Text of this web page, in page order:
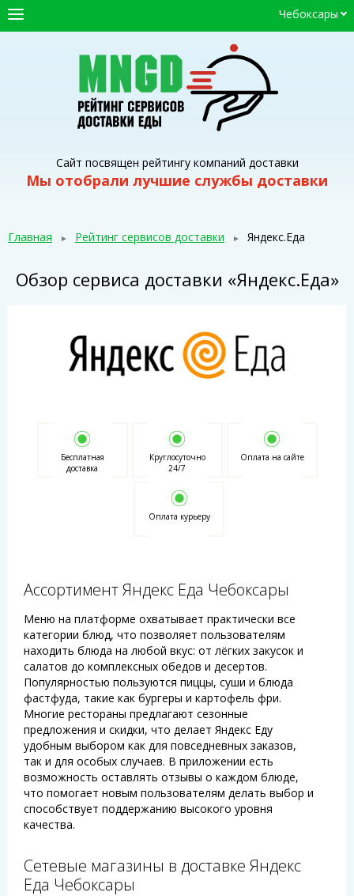
Сайт посвящен рейтингу компаний доставки
Мы отобрали лучшие службы доставки
СЕРВИСЫ ДОСТАВКИ
ПРОМОКОДЫ
СТАТЬИ
Главная Рейтинг сервисов доставки Яндекс.Еда
Обзор сервиса доставки «Яндекс.Еда»
Бесплатная
доставка
Круглосуточно
24/7
Оплата на сайте
Оплата курьеру
Ассортимент Яндекс Еда Чебоксары
Меню на платформе охватывает практически все
категории блюд, что позволяет пользователям
находить блюда на любой вкус: от лёгких закусок и
салатов до комплексных обедов и десертов.
Популярностью пользуются пиццы, суши и блюда
фастфуда, такие как бургеры и картофель фри.
Многие рестораны предлагают сезонные
предложения и скидки, что делает Яндекс Еду
удобным выбором как для повседневных заказов,
так и для особых случаев. В приложении есть
возможность оставлять отзывы о каждом блюде,
что помогает новым пользователям делать выбор и
способствует поддержанию высокого уровня
качества.
Сетевые магазины в доставке Яндекс
Еда Чебоксары
Чебоксары